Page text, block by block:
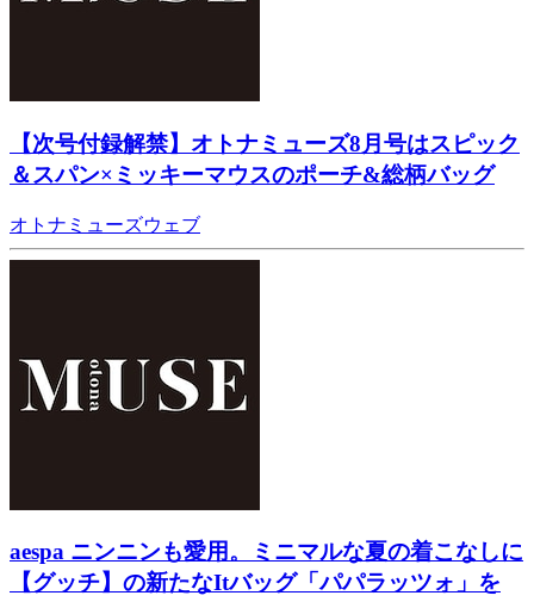
【次号付録解禁】オトナミューズ8月号はスピック
＆スパン×ミッキーマウスのポーチ&総柄バッグ
オトナミューズウェブ
aespa ニンニンも愛用。ミニマルな夏の着こなしに
【グッチ】の新たなItバッグ「パパラッツォ」を